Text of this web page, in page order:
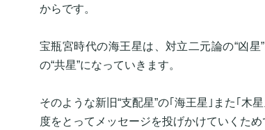
からです。
宝瓶宮時代の海王星は、対立二元論の“凶星
の“共星”になっていきます。
そのような新旧“支配星”の｢海王星｣また｢木
度をとってメッセージを投げかけていくため